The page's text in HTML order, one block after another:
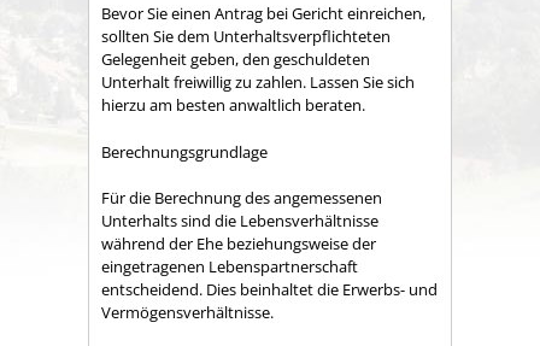
Bevor Sie einen Antrag bei Gericht einreichen,
sollten Sie dem Unterhaltsverpflichteten
Gelegenheit geben, den geschuldeten
Unterhalt freiwillig zu zahlen. Lassen Sie sich
hierzu am besten anwaltlich beraten.
Berechnungsgrundlage
Für die Berechnung des angemessenen
Unterhalts sind die Lebensverhältnisse
während der Ehe beziehungsweise der
eingetragenen Lebenspartnerschaft
entscheidend. Dies beinhaltet die Erwerbs- und
Vermögensverhältnisse.